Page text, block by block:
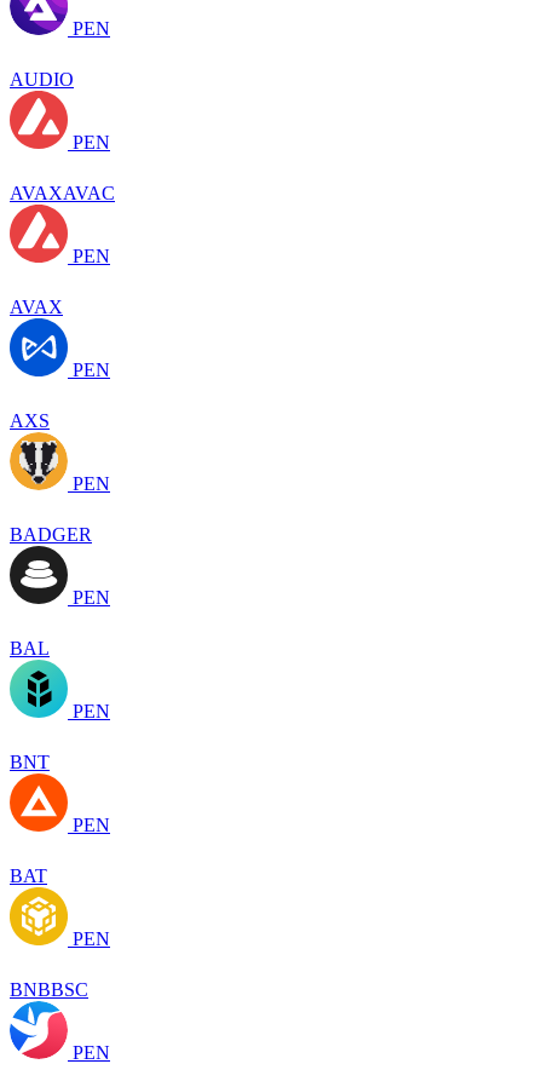
PEN
AUDIO
PEN
AVAXAVAC
PEN
AVAX
PEN
AXS
PEN
BADGER
PEN
BAL
PEN
BNT
PEN
BAT
PEN
BNBBSC
PEN